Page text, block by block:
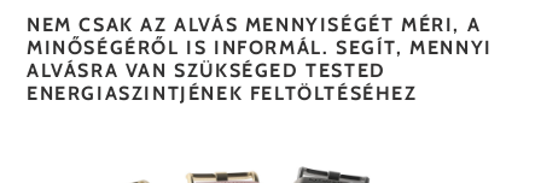
NEM CSAK AZ ALVÁS MENNYISÉGÉT MÉRI, A
MINŐSÉGÉRŐL IS INFORMÁL. SEGÍT, MENNYI
ALVÁSRA VAN SZÜKSÉGED TESTED
ENERGIASZINTJÉNEK FELTÖLTÉSÉHEZ